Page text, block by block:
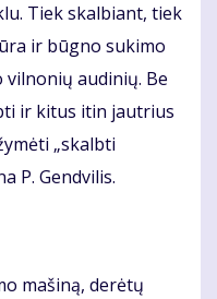
Tiek skalbiant, tiek
ir būgno sukimo
audinių. Be
ir kitus itin jautrius
„skalbti
P. Gendvilis.
mašiną, derėtų